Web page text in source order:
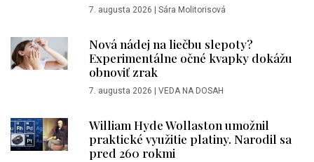
7. augusta 2026 Sára Molitorisová
Nová nádej na liečbu slepoty?
Experimentálne očné kvapky dokážu
obnoviť zrak
7. augusta 2026 VEDA NA DOSAH
William Hyde Wollaston umožnil
praktické využitie platiny. Narodil sa
pred 260 rokmi